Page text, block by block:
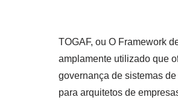
TOGAF, ou O Framework
amplamente utilizado que
governança de sistemas
para arquitetos de